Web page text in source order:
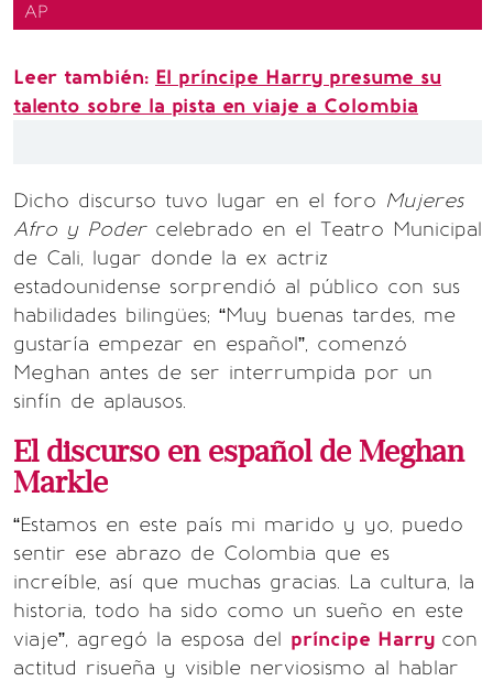
AP
Leer también: El príncipe Harry presume su
talento sobre la pista en viaje a Colombia
Dicho discurso tuvo lugar en el foro Mujeres
Afro y Poder celebrado en el Teatro Municipal
de Cali, lugar donde la ex actriz
estadounidense sorprendió al público con sus
habilidades bilingües; “Muy buenas tardes, me
gustaría empezar en español”, comenzó
Meghan antes de ser interrumpida por un
sinfín de aplausos.
El discurso en español de Meghan
Markle
“Estamos en este país mi marido y yo, puedo
sentir ese abrazo de Colombia que es
increíble, así que muchas gracias. La cultura, la
historia, todo ha sido como un sueño en este
viaje”, agregó la esposa del príncipe Harry con
actitud risueña y visible nerviosismo al hablar